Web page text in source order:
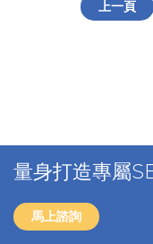
上一頁
量身打造專屬
馬上諮詢